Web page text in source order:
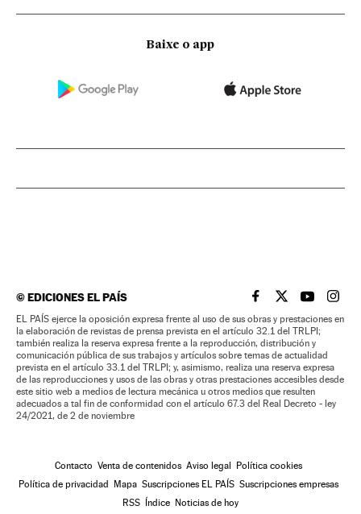
Baixe o app
©EDICIONES EL PAÍS EL PAÍS BRASIL EN
EL PAÍSEL PAÍS
EL
EL PAÍS ejerce la oposición expresa frente al uso de sus obras y prestaciones en
la elaboración de revistas de prensa prevista en el artículo 32.1 del TRLPI;
también realiza la reserva expresa frente a la reproducción, distribución y
comunicación pública de sus trabajos y artículos sobre temas de actualidad
prevista en el artículo 33.1 del TRLPI; y, asimismo, realiza una reserva expresa
de las reproducciones y usos de las obras y otras prestaciones accesibles desde
este sitio web a medios de lectura mecánica u otros medios que resulten
adecuados a tal fin de conformidad con el artículo 67.3 del Real Decreto - ley
24/2021, de 2 de noviembre
Contacto Venta de contenidos Aviso legal
Política cookies
Política de privacidad
Mapa Suscripciones EL PAÍS Suscripciones empresas
RSS
Índice Noticias de hoy